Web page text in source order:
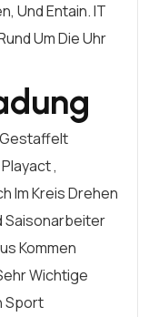
Und Entain. IT
Um Die Uhr
,
Im Kreis Drehen
Saisonarbeiter
Kommen
Wichtige
Sport